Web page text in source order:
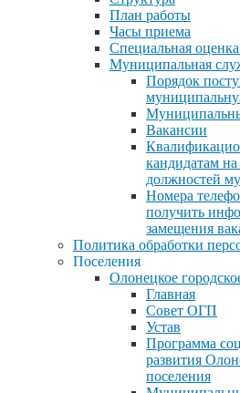
План работы
Часы приема
Специальная
Муниципальная
Порядок
Вакансии
кандидатам
должностей
Номера
получить
замещения
Политика обработки
Поселения
Олонецкое
Главная
Совет ОГП
Устав
Программа
развития
поселения